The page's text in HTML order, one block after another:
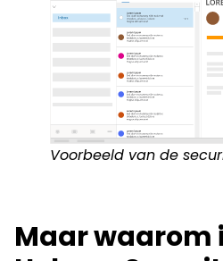
Voorbeeld van de
Maar waarom